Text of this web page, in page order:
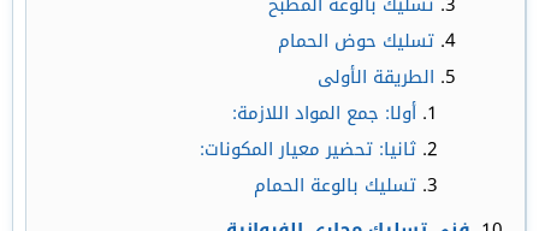
تسليك حوض الحمام
الطريقة الأولى
أولا: جمع المواد اللازمة:
ثانيا: تحضير معيار المكونات:
تسليك بالوعة الحمام